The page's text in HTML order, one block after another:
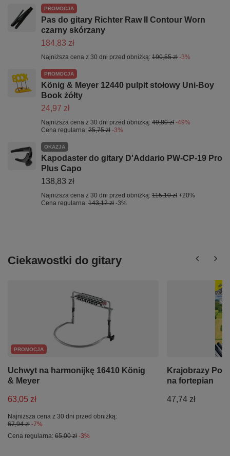
PROMOCJA
Pas do gitary Richter Raw II Contour Worn
czarny skórzany
184,83 zł
Najniższa cena z 30 dni przed obniżką: 190,55 zł -3%
PROMOCJA
König & Meyer 12440 pulpit stołowy Uni-Boy
Book żółty
24,97 zł
Najniższa cena z 30 dni przed obniżką: 49,80 zł -49%
Cena regularna: 25,75 zł -3%
OKAZJA
Kapodaster do gitary D'Addario PW-CP-19 Pro
Plus Capo
138,83 zł
Najniższa cena z 30 dni przed obniżką: 115,10 zł +20%
Cena regularna: 143,12 zł -3%
Ciekawostki do gitary
PROMOCJA
Uchwyt na harmonijkę 16410 König
& Meyer
63,05 zł
Najniższa cena z 30 dni przed obniżką:
67,94 zł -7%
Cena regularna: 65,00 zł -3%
Krajobrazy
na fortepian
47,74 zł